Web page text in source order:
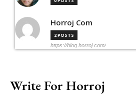
Horroj Com
2 POSTS
https://blog.horroj.com/
Write For Horroj